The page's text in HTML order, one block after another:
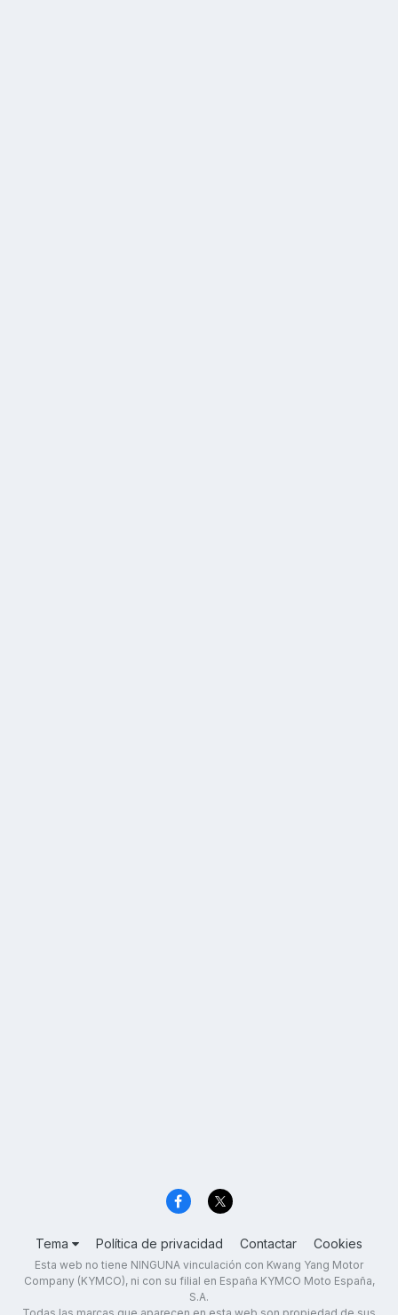
Tema Política de privacidad Contactar Cookies
Esta web no tiene NINGUNA vinculación con Kwang Yang Motor
Company (KYMCO), ni con su filial en España KYMCO Moto España,
S.A.